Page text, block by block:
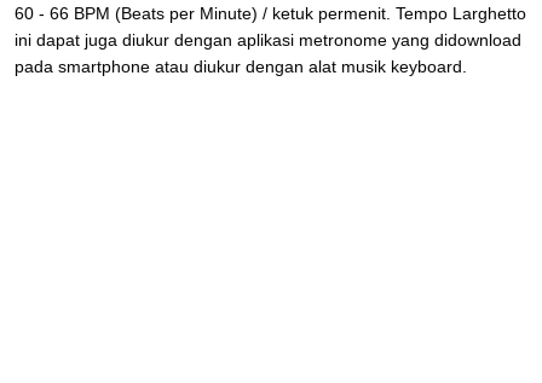
60 - 66 BPM (Beats per Minute) / ketuk permenit. Tempo Larghetto
ini dapat juga diukur dengan aplikasi metronome yang didownload
pada smartphone atau diukur dengan alat musik keyboard.